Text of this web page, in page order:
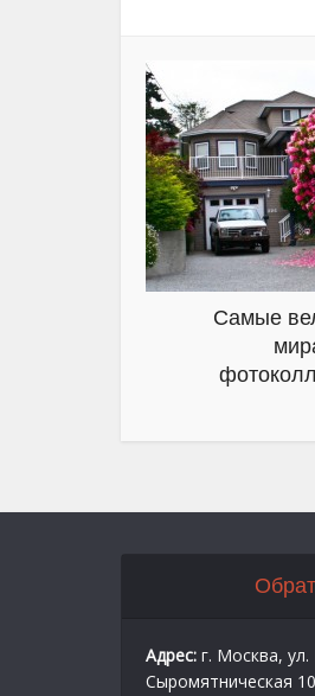
Самые
Адрес: г. Москва,
Сыромятническая